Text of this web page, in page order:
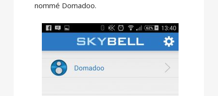
nommé Domadoo.